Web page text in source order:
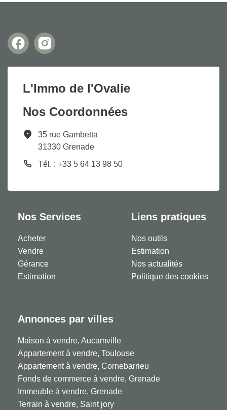
L'Immo de l'Ovalie
Nos Coordonnées
35 rue Gambetta
31330 Grenade
Tél. : +33 5 64 13 98 50
Nos Services
Acheter
Vendre
Gérance
Estimation
Liens pratiques
Nos outils
Estimation
Nos actualités
Politique des cookies
Annonces par villes
Maison à vendre, Aucamville
Appartement à vendre, Toulouse
Appartement à vendre, Cornebarrieu
Fonds de commerce à vendre, Grenade
Immeuble à vendre, Grenade
Terrain à vendre, Saint jory